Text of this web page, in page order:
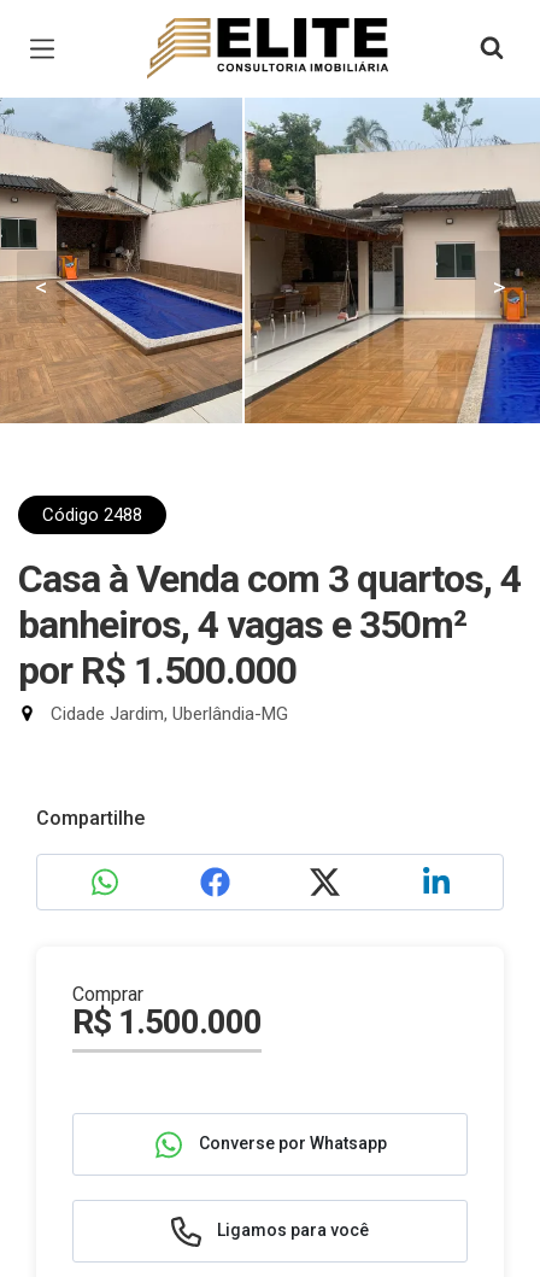
Página inicial
< >
Código 2488
Casa à Venda com 3 quartos, 4
banheiros, 4 vagas e 350m²
por R$ 1.500.000
Cidade Jardim, Uberlândia-MG
Compartilhe
Comprar
R$ 1.500.000
Converse por Whatsapp
Ligamos para você